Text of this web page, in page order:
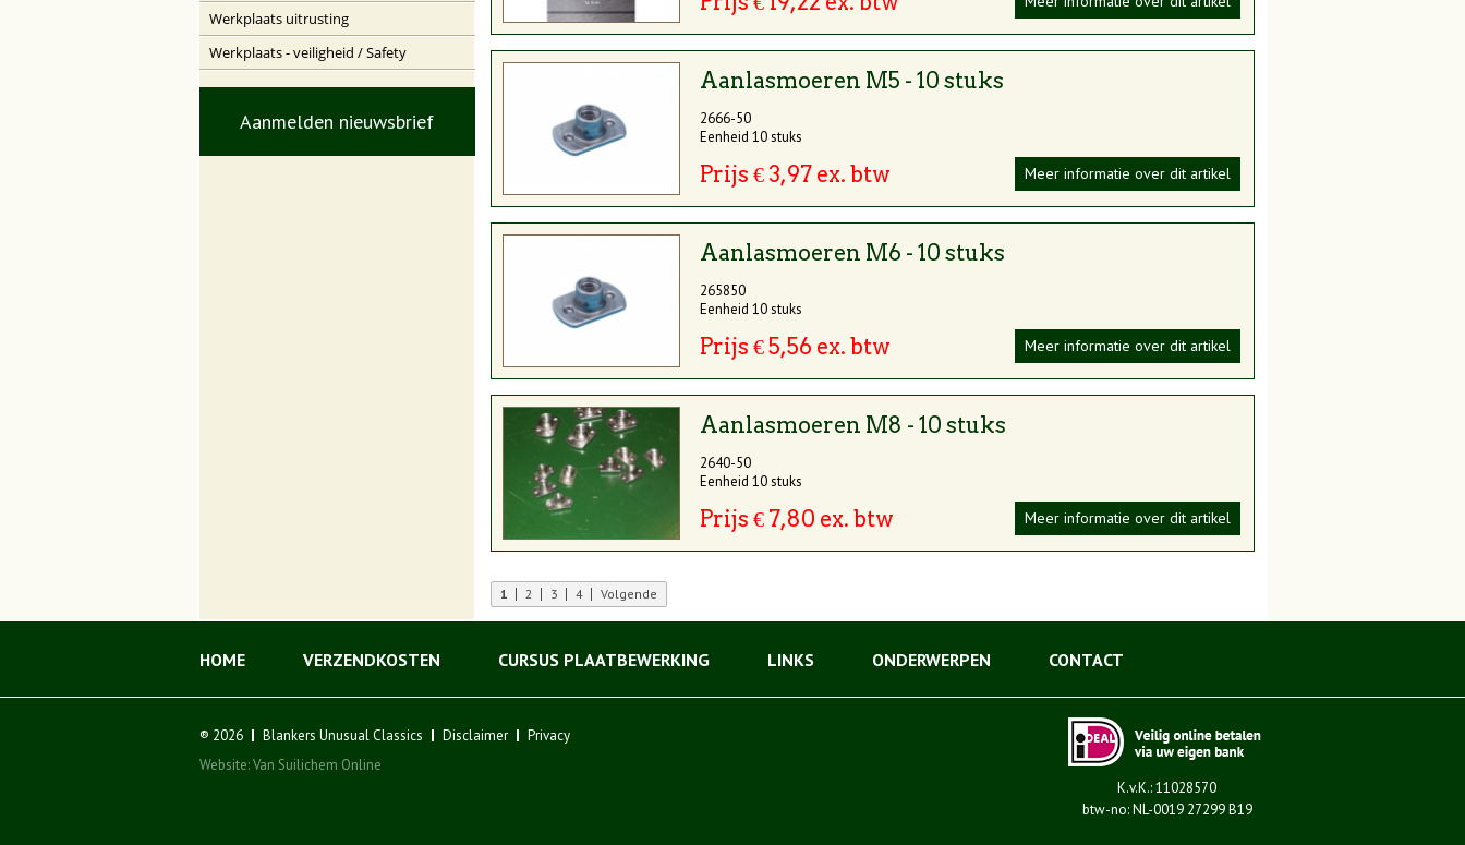
Werkplaats uitrusting
Werkplaats - veiligheid / Safety
Aanmelden nieuwsbrief
Aanlasmoeren M5 - 10 stuks
2666-50
Eenheid 10 stuks
Prijs € 3,97 ex. btw Meer informatie over dit artikel
Aanlasmoeren M6 - 10 stuks
265850
Eenheid 10 stuks
Prijs € 5,56 ex. btw Meer informatie over dit artikel
Aanlasmoeren M8 - 10 stuks
2640-50
Eenheid 10 stuks
Prijs € 7,80 ex. btw Meer informatie over dit artikel
1 2 3 4 Volgende
HOME VERZENDKOSTEN CURSUS PLAATBEWERKING LINKS ONDERWERPEN CONTACT
® 2026 Blankers Unusual Classics Disclaimer
Privacy
Website:Van Suilichem Online
K.v.K.: 11028570
btw-no: NL-0019 27299 B19